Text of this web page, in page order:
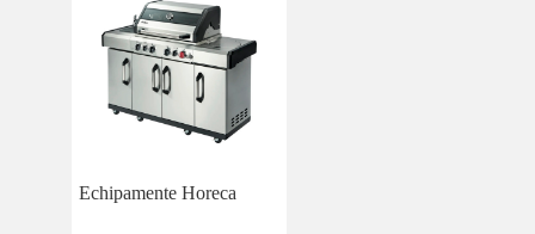
Echipamente Horeca